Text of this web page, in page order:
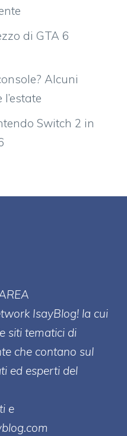
di GTA 6
Alcuni
Switch 2 in
IsayBlog! la cui
siti tematici di
che contano sul
ed esperti del
e